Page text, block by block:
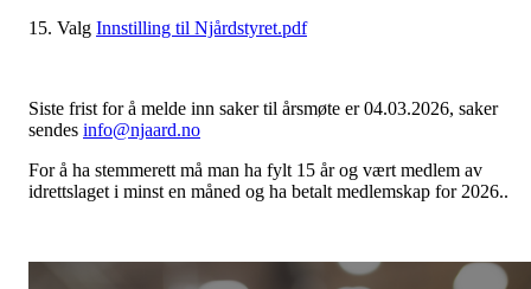
15. Valg Innstilling til Njårdstyret.pdf
Siste frist for å melde inn saker til årsmøte er 04.03.2026, saker
sendes info@njaard.no
For å ha stemmerett må man ha fylt 15 år og vært medlem av
idrettslaget i minst en måned og ha betalt medlemskap for 2026..